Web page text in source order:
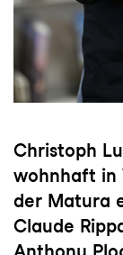
Christoph
wohnhaft in
der Matura
Claude